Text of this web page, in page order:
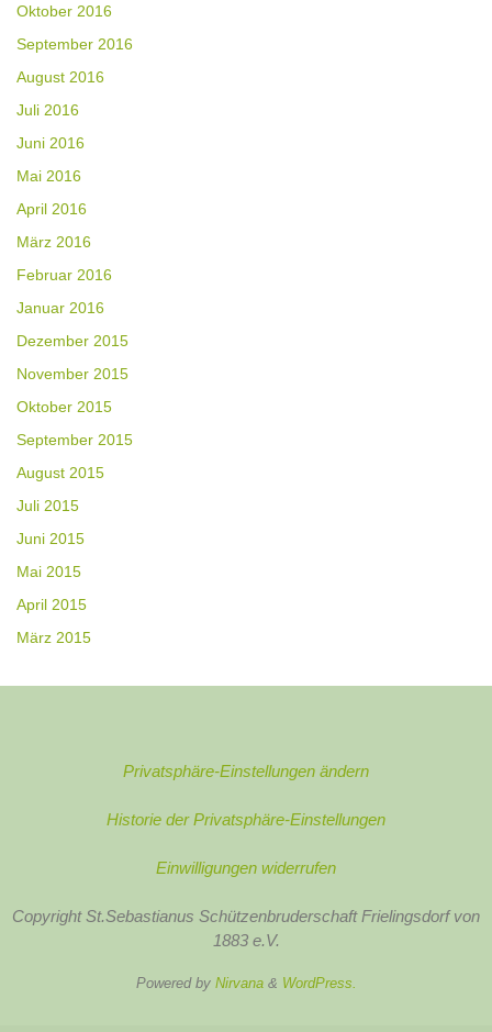
Oktober 2016
September 2016
August 2016
Juli 2016
Juni 2016
Mai 2016
April 2016
März 2016
Februar 2016
Januar 2016
Dezember 2015
November 2015
Oktober 2015
September 2015
August 2015
Juli 2015
Juni 2015
Mai 2015
April 2015
März 2015
Privatsphäre-Einstellungen ändern
Historie der Privatsphäre-Einstellungen
Einwilligungen widerrufen
Copyright St.Sebastianus Schützenbruderschaft Frielingsdorf von
1883 e.V.
Powered by Nirvana& WordPress.